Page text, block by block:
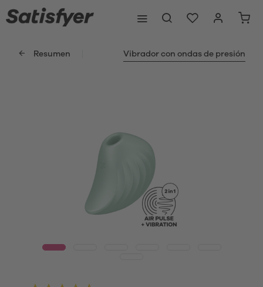
Resumen Vibrador con ondas de presión